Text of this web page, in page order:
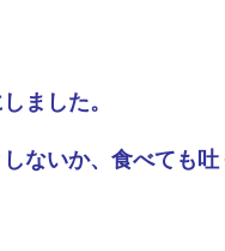
ました。
ないか、食べても